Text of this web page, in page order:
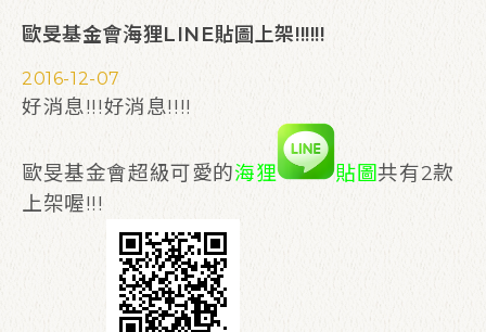
歐旻基金會海狸LINE貼圖上架!!!!!!
2016-12-07
好消息!!!好消息!!!!
歐旻基金會超級可愛的海狸 貼圖共有2款
上架喔!!!